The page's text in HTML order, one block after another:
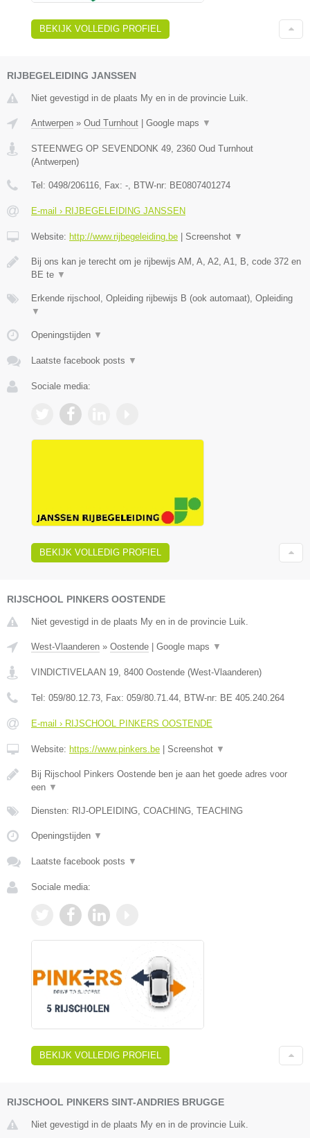
BEKIJK VOLLEDIG PROFIEL
RIJBEGELEIDING JANSSEN
Niet gevestigd in de plaats My en in de provincie Luik.
Antwerpen » Oud Turnhout Google maps ▼
STEENWEG OP SEVENDONK 49, 2360 Oud Turnhout
(Antwerpen)
Tel: 0498/206116, Fax: -, BTW-nr: BE0807401274
E-mail › RIJBEGELEIDING JANSSEN
Website: http://www.rijbegeleiding.be Screenshot ▼
Bij ons kan je terecht om je rijbewijs AM, A, A2, A1, B, code 372 en
BE te ▼
Erkende rijschool, Opleiding rijbewijs B (ook automaat), Opleiding
▼
Openingstijden ▼
Laatste facebook posts ▼
Sociale media:
BEKIJK VOLLEDIG PROFIEL
RIJSCHOOL PINKERS OOSTENDE
Niet gevestigd in de plaats My en in de provincie Luik.
West-Vlaanderen » Oostende Google maps ▼
VINDICTIVELAAN 19, 8400 Oostende (West-Vlaanderen)
Tel: 059/80.12.73, Fax: 059/80.71.44, BTW-nr: BE 405.240.264
E-mail › RIJSCHOOL PINKERS OOSTENDE
Website: https://www.pinkers.be Screenshot ▼
Bij Rijschool Pinkers Oostende ben je aan het goede adres voor
een ▼
Diensten: RIJ-OPLEIDING, COACHING, TEACHING
Openingstijden ▼
Laatste facebook posts ▼
Sociale media:
BEKIJK VOLLEDIG PROFIEL
RIJSCHOOL PINKERS SINT-ANDRIES BRUGGE
Niet gevestigd in de plaats My en in de provincie Luik.